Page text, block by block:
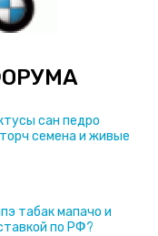
сан педро
семена и живые
табак мапачо и
по РФ?